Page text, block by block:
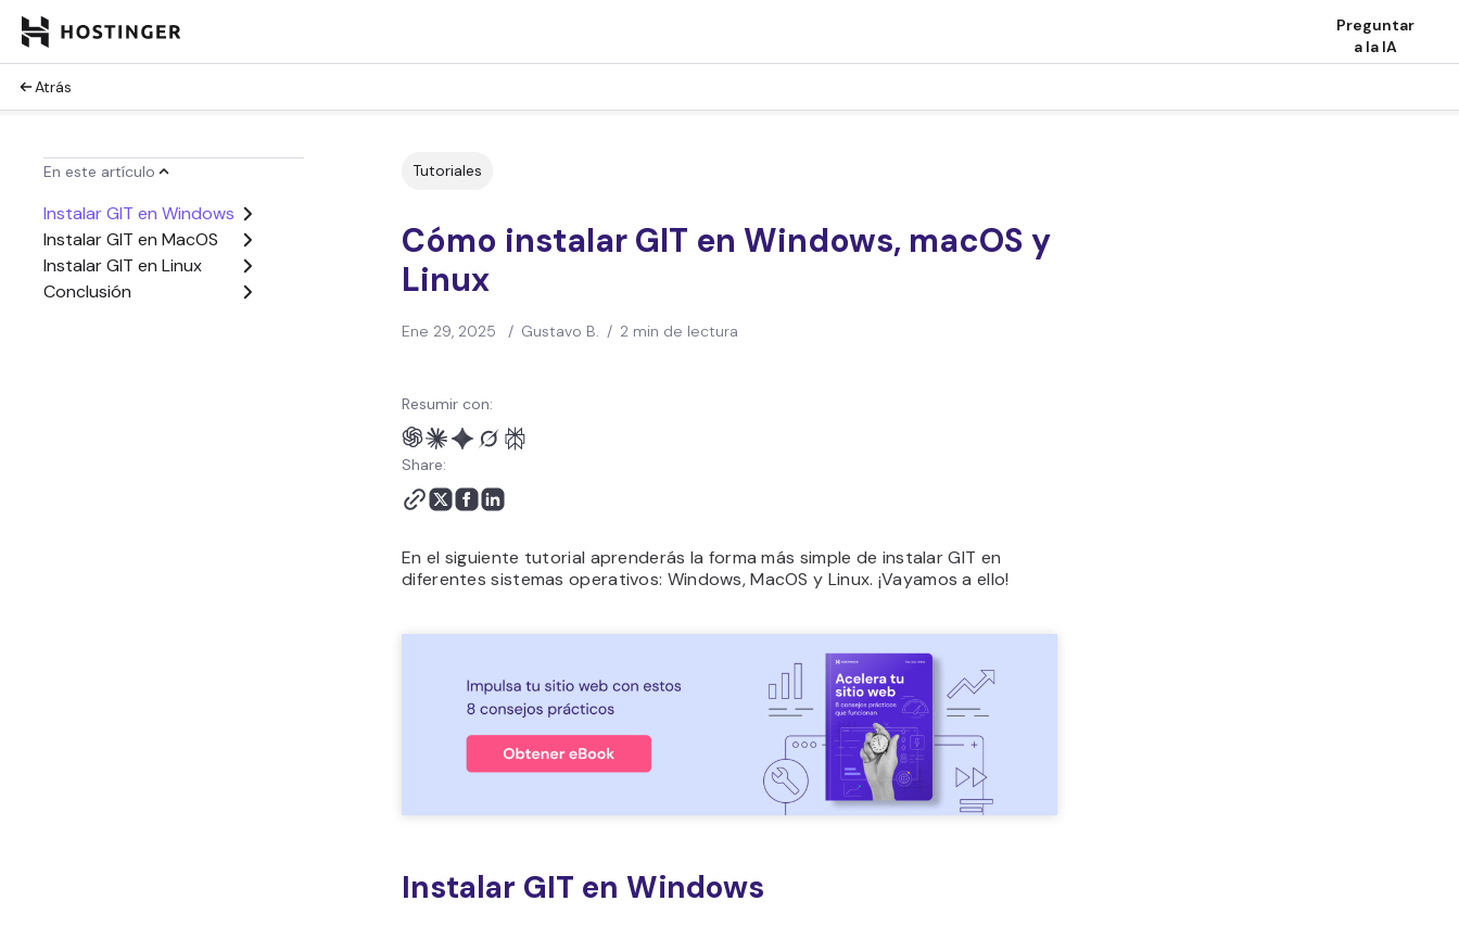
Preguntar
a la IA
Atrás
En este artículo
Instalar GIT en Windows
Instalar GIT en MacOS
Instalar GIT en Linux
Conclusión
Tutoriales
Cómo instalar GIT en Windows, macOS y
Linux
Ene 29, 2025 / Gustavo B. / 2 min de lectura
Resumir con:
Share:
En el siguiente tutorial aprenderás la forma más simple de instalar GIT en
diferentes sistemas operativos: Windows, MacOS y Linux. ¡Vayamos a ello!
Instalar GIT en Windows